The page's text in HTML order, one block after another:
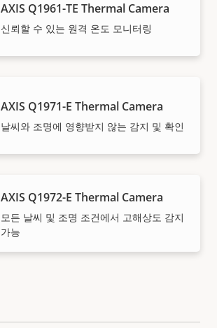
AXIS Q1961-TE Thermal Camera
신뢰할 수 있는 원격 온도 모니터링
AXIS Q1971-E Thermal Camera
날씨와 조명에 영향받지 않는 감지 및 확인
AXIS Q1972-E Thermal Camera
모든 날씨 및 조명 조건에서 고해상도 감지
가능